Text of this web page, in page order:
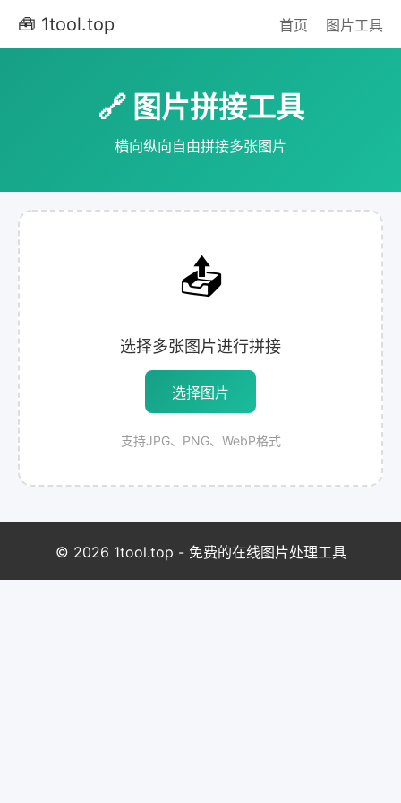
🧰 1tool.top 首页 图片工具
🔗 图片拼接工具
横向纵向自由拼接多张图片
📤
选择多张图片进行拼接
选择图片
支持JPG、PNG、WebP格式
© 2026 1tool.top - 免费的在线图片处理工具